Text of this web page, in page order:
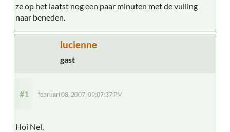
ze op het laatst nog een paar minuten met de vulling
naar beneden.
lucienne
gast
#1 februari 08, 2007, 09:07:37 PM
Hoi Nel,